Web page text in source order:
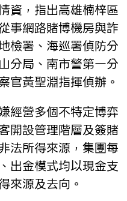
資，指出高雄楠梓區
事網路賭博機房與詐
檢署、海巡署偵防分
分局、南市警第一分
官黃聖淵指揮偵辦。
經營多個不特定博弈
開設管理階層及簽賭
法所得來源，集團每
出金模式均以現金支
來源及去向。